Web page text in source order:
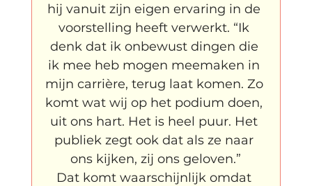
hij vanuit zijn eigen ervaring in de
voorstelling heeft verwerkt. “Ik
denk dat ik onbewust dingen die
ik mee heb mogen meemaken in
mijn carrière, terug laat komen. Zo
komt wat wij op het podium doen,
uit ons hart. Het is heel puur. Het
publiek zegt ook dat als ze naar
ons kijken, zij ons geloven.”
Dat komt waarschijnlijk omdat